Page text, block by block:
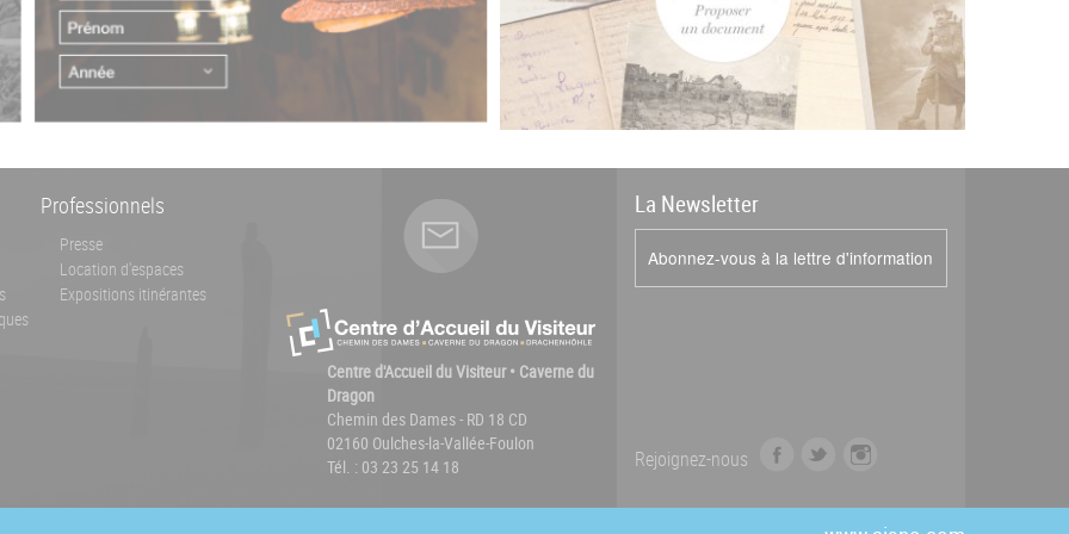
Professionnels
Presse
Location d'espaces
Expositions itinérantes
Centre d'Accueil du Visiteur • Caverne du
Dragon
Chemin des Dames - RD 18 CD
02160 Oulches-la-Vallée-Foulon
Tél. : 03 23 25 14 18
La Newsletter
Abonnez-vous à la lettre d'information
Rejoignez-nous
t